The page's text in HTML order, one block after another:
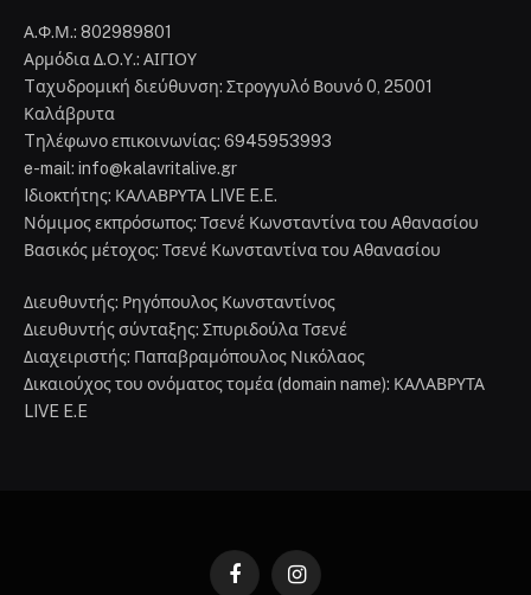
Α.Φ.Μ.: 802989801
Αρμόδια Δ.Ο.Υ.: ΑΙΓΙΟΥ
Tαχυδρομική διεύθυνση: Στρογγυλό Βουνό 0, 25001
Καλάβρυτα
Tηλέφωνο επικοινωνίας: 6945953993
e-mail: info@kalavritalive.gr
Iδιοκτήτης: ΚΑΛΑΒΡΥΤΑ LIVE E.E.
Νόμιμος εκπρόσωπος: Τσενέ Κωνσταντίνα του Αθανασίου
Βασικός μέτοχος: Τσενέ Κωνσταντίνα του Αθανασίου
Διευθυντής: Ρηγόπουλος Κωνσταντίνος
Διευθυντής σύνταξης: Σπυριδούλα Τσενέ
Διαχειριστής: Παπαβραμόπουλος Νικόλαος
Δικαιούχος του ονόματος τομέα (domain name): ΚΑΛΑΒΡΥΤΑ
LIVE E.E
FacebookInstagram